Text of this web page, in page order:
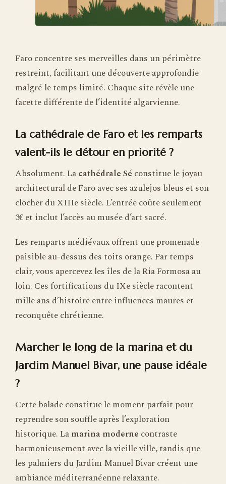
Faro concentre ses merveilles dans un périmètre
restreint, facilitant une découverte approfondie
malgré le temps limité. Chaque site révèle une
facette différente de l’identité algarvienne.
La cathédrale de Faro et les remparts
valent-ils le détour en priorité ?
Absolument. Lacathédrale Sé constitue le joyau
architectural de Faro avec ses azulejos bleus et son
clocher du XIIIe siècle. L’entrée coûte seulement
3€ et inclut l’accès au musée d’art sacré.
Les remparts médiévaux offrent une promenade
paisible au-dessus des toits orange. Par temps
clair, vous apercevez les îles de la Ria Formosa au
loin. Ces fortifications du IXe siècle racontent
mille ans d’histoire entre influences maures et
reconquête chrétienne.
Marcher le long de la marina et du
Jardim Manuel Bivar, une pause idéale
?
Cette balade constitue le moment parfait pour
reprendre son souffle après l’exploration
historique. Lamarina moderne contraste
harmonieusement avec la vieille ville, tandis que
les palmiers du Jardim Manuel Bivar créent une
ambiance méditerranéenne relaxante.